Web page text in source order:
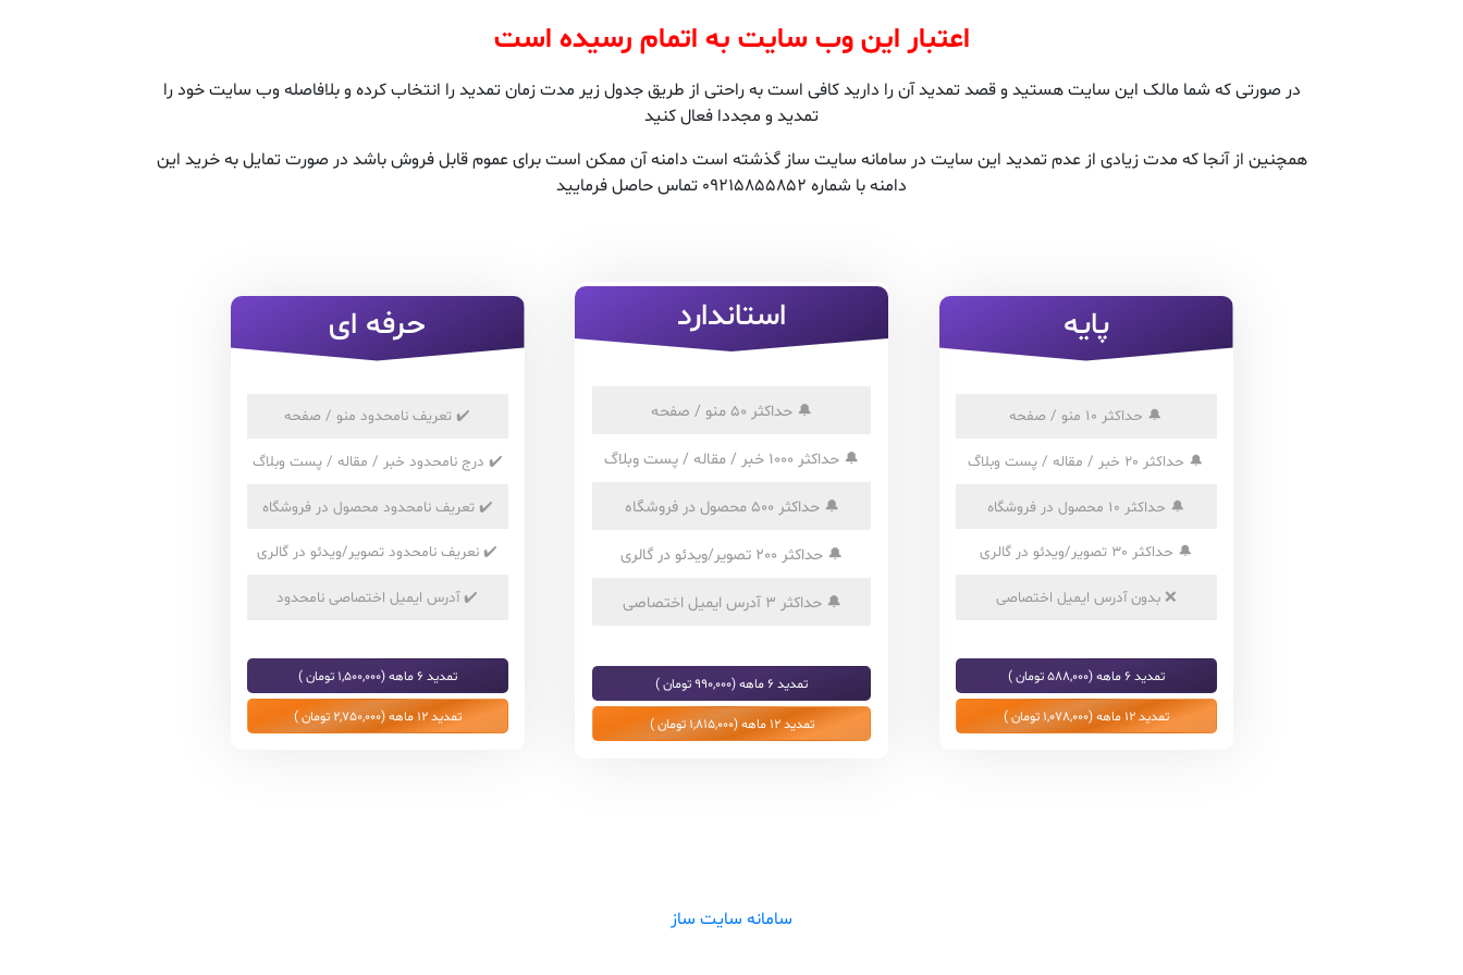
اعتبار این وب سایت به اتمام رسیده است
در صورتی که شما مالک این سایت هستید و قصد تمدید آن را دارید کافی است به راحتی از طریق جدول زیر مدت زمان تمدید را انتخاب کرده و بلافاصله وب سایت خود را
تمدید و مجددا فعال کنید
همچنین از آنجا که مدت زیادی از عدم تمدید این سایت در سامانه سایت ساز گذشته است دامنه آن ممکن است برای عموم قابل فروش باشد در صورت تمایل به خرید این
دامنه با شماره 09215855852 تماس حاصل فرمایید
پایه
🔔 حداکثر 10 منو / صفحه
🔔 حداکثر 20 خبر / مقاله / پست وبلاگ
🔔 حداکثر 10 محصول در فروشگاه
🔔 حداکثر 30 تصویر/ویدئو در گالری
❌بدون آدرس ایمیل اختصاصی
تمدید 6 ماهه (588,000 تومان )
تمدید 12 ماهه (1,078,000 تومان )
استاندارد
🔔 حداکثر 50 منو / صفحه
🔔 حداکثر 1000 خبر / مقاله / پست وبلاگ
🔔حداکثر 500 محصول در فروشگاه
🔔 حداکثر 200 تصویر/ویدئو در گالری
🔔حداکثر 3 آدرس ایمیل اختصاصی
تمدید 6 ماهه (990,000 تومان )
تمدید 12 ماهه (1,815,000 تومان )
حرفه ای
✔️تعریف نامحدود منو / صفحه
✔️ درج نامحدود خبر / مقاله / پست وبلاگ
✔️تعریف نامحدود محصول در فروشگاه
✔️نعریف نامحدود تصویر/ویدئو در گالری
✔️آدرس ایمیل اختصاصی نامحدود
تمدید 6 ماهه (1,500,000 تومان )
تمدید 12 ماهه (2,750,000 تومان )
سامانه سایت ساز